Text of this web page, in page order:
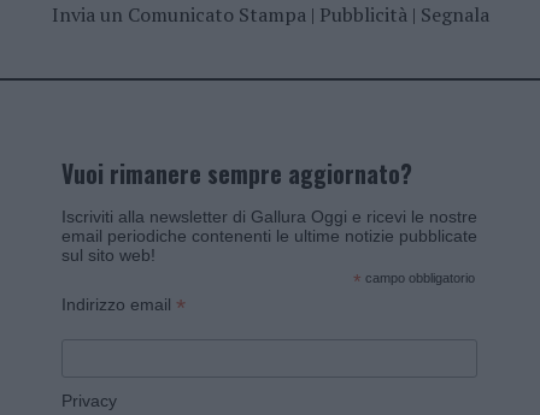
Invia un Comunicato Stampa| Pubblicità| Segnala
Vuoi rimanere sempre aggiornato?
Iscriviti alla newsletter di Gallura Oggi e ricevi le nostre
email periodiche contenenti le ultime notizie pubblicate
sul sito web!
* campo obbligatorio
Indirizzo email *
Privacy